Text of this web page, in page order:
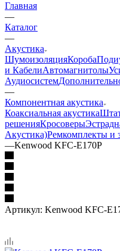
Главная
—
Каталог
—
Акустика
ШумоизоляцияКороба
и КабелиАвтомагнитолы
Аудиосистем
—
Компонентная акустика
Коаксиальная акустика
решенияКросоверы
Акустика)Ремкомплекты и
—Kenwood KFC-E170P
Артикул: Kenwood KFC-